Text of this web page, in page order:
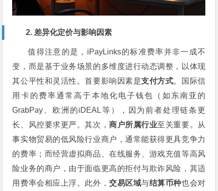
2. 差异化定价与影响因素
值得注意的是，iPayLinks的标准费率并非一成不
变，而是基于业务场景的多维度进行动态调整，以体现
其公平性和灵活性。首要影响因素是支付方式。国际信
用卡的费率通常高于本地化电子钱包（如东南亚的
GrabPay、欧洲的iDEAL等），因为前者处理链条更
长、风控要求更严。其次，商户所属行业至关重要。从
事实物贸易的低风险行业商户，通常能获得更具竞争力
的费率；而经营虚拟商品、在线服务、游戏充值等高风
险业务的商户，由于面临更高的拒付与欺诈风险，其适
用费率会相应上浮。此外，交易区域与结算币种也会对